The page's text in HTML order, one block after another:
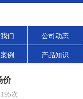
们 公司动态
例 产品知识
价
次